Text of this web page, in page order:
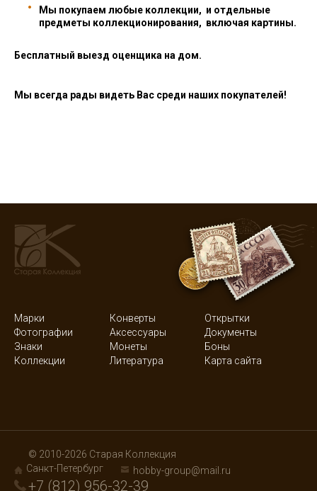
Мы покупаем любые коллекции, и отдельные
предметы коллекционирования, включая картины.
Бесплатный выезд оценщика на дом.
Мы всегда рады видеть Вас среди наших покупателей!
Марки Конверты
Открытки
Фотографии
Аксессуары
Документы
Знаки
Монеты
Боны
Коллекции
Литература Карта сайта
© 2010-2026 Старая Коллекция
Санкт-Петербург
hobby-group@mail.ru
+7 (812) 956-32-39